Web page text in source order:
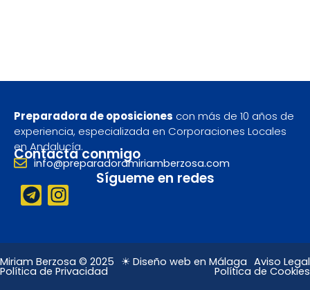
Preparadora de oposiciones con más de 10 años de
experiencia, especializada en Corporaciones Locales
en Andalucía.
Contacta conmigo
info@preparadoramiriamberzosa.com
Sígueme en redes
T
e
e
g
r
I
n
t
a
g
Miriam Berzosa © 2025 ☀ Diseño web en Málaga Aviso Legal
Política de Privacidad Política de Cookies